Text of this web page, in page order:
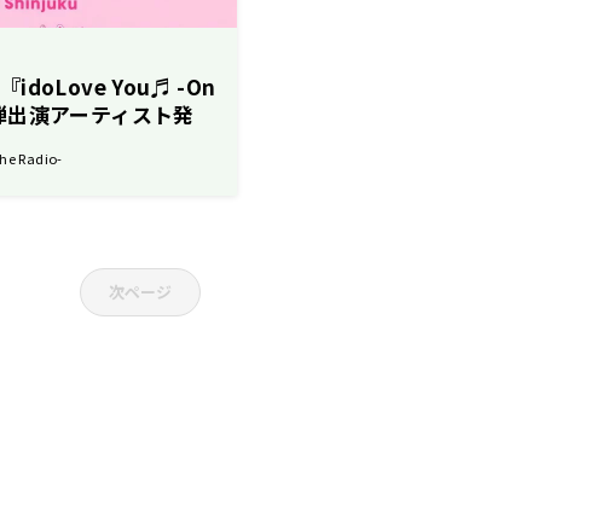
idoLove You♬ -On
演アーティスト発
Radio-
次ページ